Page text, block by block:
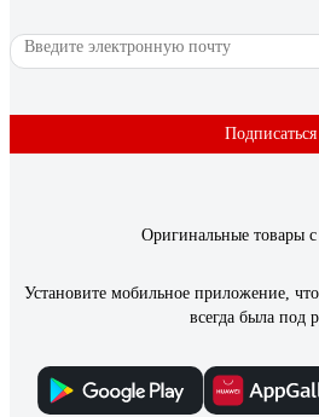
Подписаться
Оригинальные товары с
Установите мобильное приложение,
всегда была под